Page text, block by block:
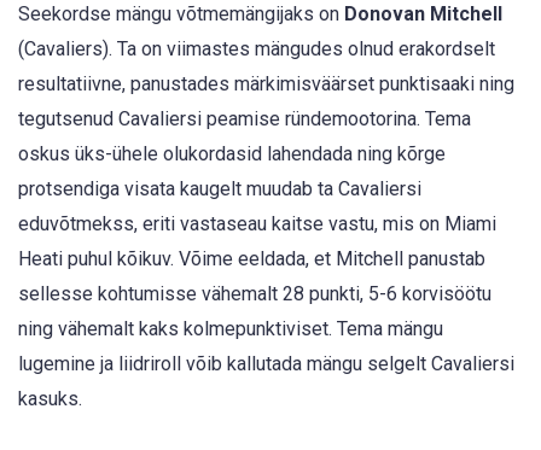
Seekordse mängu võtmemängijaks on Donovan Mitchell
(Cavaliers). Ta on viimastes mängudes olnud erakordselt
resultatiivne, panustades märkimisväärset punktisaaki ning
tegutsenud Cavaliersi peamise ründemootorina. Tema
oskus üks-ühele olukordasid lahendada ning kõrge
protsendiga visata kaugelt muudab ta Cavaliersi
eduvõtmekss, eriti vastaseau kaitse vastu, mis on Miami
Heati puhul kõikuv. Võime eeldada, et Mitchell panustab
sellesse kohtumisse vähemalt 28 punkti, 5-6 korvisöötu
ning vähemalt kaks kolmepunktiviset. Tema mängu
lugemine ja liidriroll võib kallutada mängu selgelt Cavaliersi
kasuks.